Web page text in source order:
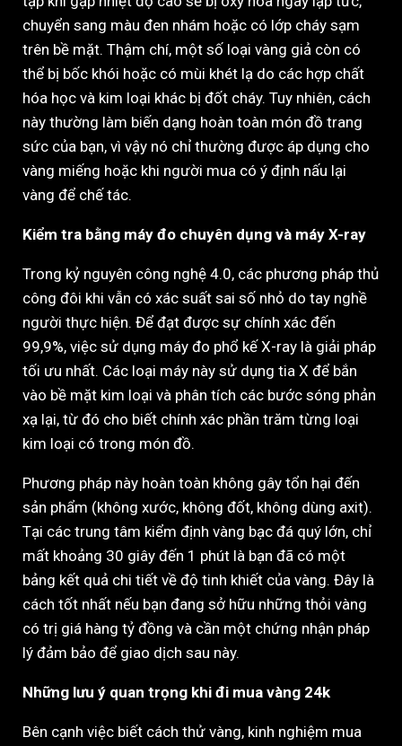
chuyển sang màu đen nhám hoặc có lớp cháy sạm
trên bề mặt. Thậm chí, một số loại vàng giả còn có
thể bị bốc khói hoặc có mùi khét lạ do các hợp chất
hóa học và kim loại khác bị đốt cháy. Tuy nhiên, cách
này thường làm biến dạng hoàn toàn món đồ trang
sức của bạn, vì vậy nó chỉ thường được áp dụng cho
vàng miếng hoặc khi người mua có ý định nấu lại
vàng để chế tác.
Kiểm tra bằng máy đo chuyên dụng và máy X-ray
Trong kỷ nguyên công nghệ 4.0, các phương pháp thủ
công đôi khi vẫn có xác suất sai số nhỏ do tay nghề
người thực hiện. Để đạt được sự chính xác đến
99,9%, việc sử dụng máy đo phổ kế X-ray là giải pháp
tối ưu nhất. Các loại máy này sử dụng tia X để bắn
vào bề mặt kim loại và phân tích các bước sóng phản
xạ lại, từ đó cho biết chính xác phần trăm từng loại
kim loại có trong món đồ.
Phương pháp này hoàn toàn không gây tổn hại đến
sản phẩm (không xước, không đốt, không dùng axit).
Tại các trung tâm kiểm định vàng bạc đá quý lớn, chỉ
mất khoảng 30 giây đến 1 phút là bạn đã có một
bảng kết quả chi tiết về độ tinh khiết của vàng. Đây là
cách tốt nhất nếu bạn đang sở hữu những thỏi vàng
có trị giá hàng tỷ đồng và cần một chứng nhận pháp
lý đảm bảo để giao dịch sau này.
Những lưu ý quan trọng khi đi mua vàng 24k
Bên cạnh việc biết cách thử vàng, kinh nghiệm mua